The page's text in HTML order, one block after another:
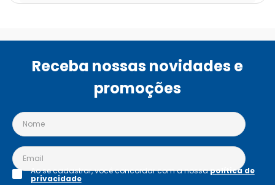
Receba nossas novidades e
promoções
Ao se cadastrar, você concordar com a nossapolítica de
privacidade